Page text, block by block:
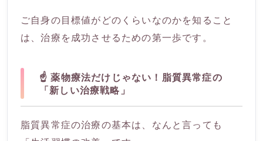
ご自身の目標値がどのくらいなのかを知ること
は、治療を成功させるための第一歩です。
☝️ 薬物療法だけじゃない！脂質異常症の
「新しい治療戦略」
脂質異常症の治療の基本は、なんと言っても